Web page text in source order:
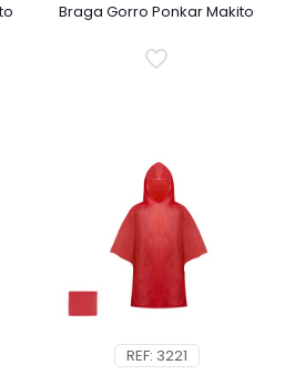
Braga Gorro Ponkar Makito
REF: 3221